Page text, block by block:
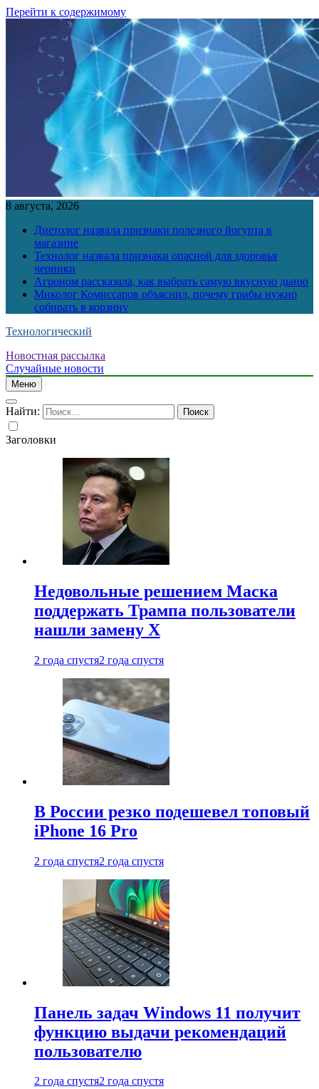
Перейти к содержимому
8 августа, 2026
Диетолог назвала признаки полезного йогурта в
магазине
Технолог назвала признаки опасной для здоровья
черники
Агроном рассказала, как выбрать самую вкусную дыню
Миколог Комиссаров объяснил, почему грибы нужно
собирать в корзину
Технологический
Новостная рассылка
Случайные новости
Меню
Найти:
Заголовки
Недовольные решением Маска
поддержать Трампа пользователи
нашли замену X
2 года спустя2 года спустя
В России резко подешевел топовый
iPhone 16 Pro
2 года спустя2 года спустя
Панель задач Windows 11 получит
функцию выдачи рекомендаций
пользователю
2 года спустя2 года спустя